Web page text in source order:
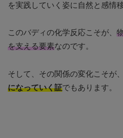
を実践していく姿に自然と感情
このバディの化学反応こそが、
を支える要素なのです。
そして、その関係の変化こそが、
になっていく証でもあります。